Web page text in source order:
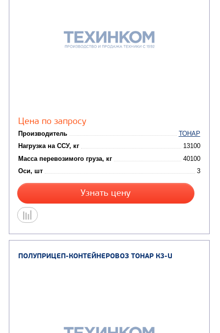
Нагрузка на ССУ, кг
Масса перевозимого груза, кг
ПОЛУПРИЦЕП-КОНТЕЙНЕРОВОЗ ТОНАР К3-